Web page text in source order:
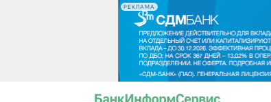
РЕКЛАМА